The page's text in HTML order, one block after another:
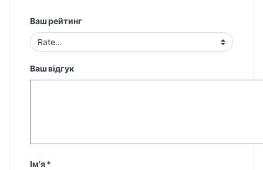
Ваш рейтинг
Ваш відгук
Ім'я*